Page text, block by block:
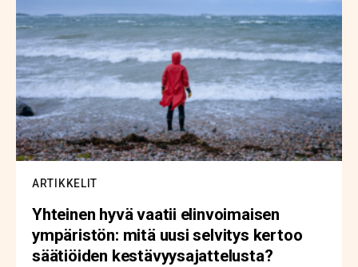
ARTIKKELIT
Yhteinen hyvä vaatii elinvoimaisen
ympäristön: mitä uusi selvitys kertoo
säätiöiden kestävyysajattelusta?